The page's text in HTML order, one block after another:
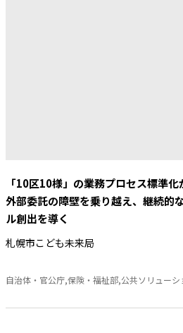
「10区10様」の業務プロセス標準化
外部委託の障壁を乗り越え、継続的
ル創出を導く
札幌市こども未来局
自治体・官公庁,保険・福祉部,公共ソリューシ